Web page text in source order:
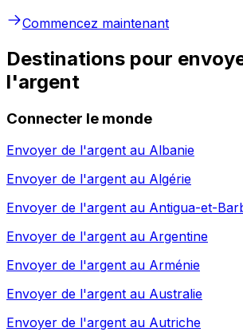
Commencez maintenant
Destinations pour
l'argent
Connecter le monde
Envoyer de l'argent au Albanie
Envoyer de l'argent au Algérie
Envoyer de l'argent au Antigua-et-
Envoyer de l'argent au Argentine
Envoyer de l'argent au Arménie
Envoyer de l'argent au Australie
Envoyer de l'argent au Autriche